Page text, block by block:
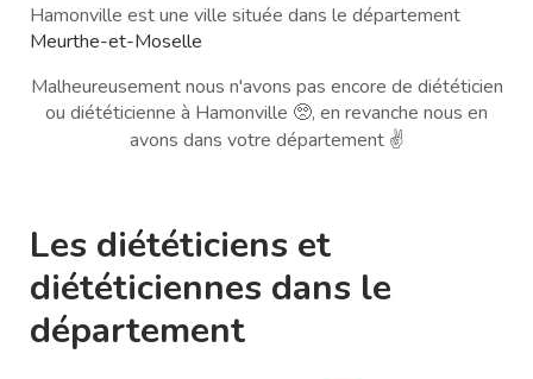
Hamonville est une ville située dans le département
Meurthe-et-Moselle
Malheureusement nous n'avons pas encore de diététicien
ou diététicienne à Hamonville 🥺, en revanche nous en
avons dans votre département ✌️
Les diététiciens et
diététiciennes dans le
département